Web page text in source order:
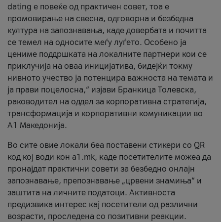
dating е повеќе од практичен совет, тоа е
промовирање на свесна, одговорна и безбедна
култура на запознавања, каде довербата и почитта
се темел на односите меѓу луѓето. Особено ја
цениме поддршката на локалните партнери кои се
приклучија на оваа иницијатива, бидејќи токму
нивното учество ја потенцира важноста на темата и
ја прави поцелосна,“ изјави Бранкица Толевска,
раководител на оддел за корпоративна стратегија,
трансформација и корпоративни комуникации во
А1 Македонија.
Во сите овие локали беа поставени стикери со QR
код кој води кон a1.mk, каде посетителите можеа да
пронајдат практични совети за безбедно онлајн
запознавање, препознавање „црвени знамиња“ и
заштита на личните податоци. Активноста
предизвика интерес кај посетители од различни
возрасти, проследена со позитивни реакции.